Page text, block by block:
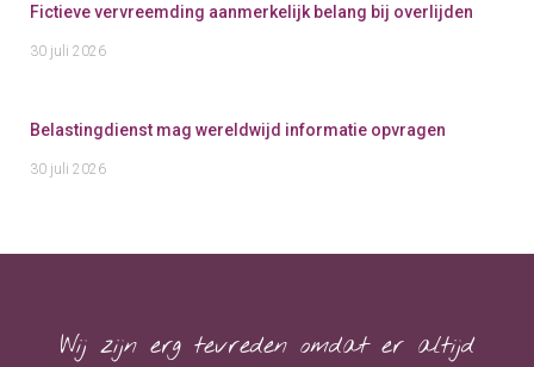
Fictieve vervreemding aanmerkelijk belang bij overlijden
30 juli 2026
Belastingdienst mag wereldwijd informatie opvragen
30 juli 2026
Wij zijn erg tevreden omdat er altijd